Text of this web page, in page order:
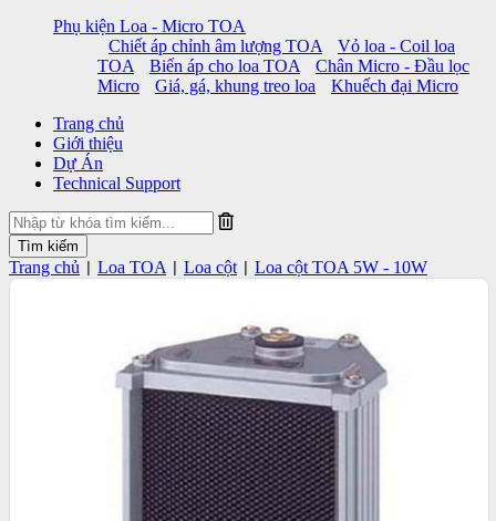
Phụ kiện Loa - Micro TOA
Chiết áp chỉnh âm lượng TOA
Vỏ loa - Coil loa
TOA
Biến áp cho loa TOA
Chân Micro - Đầu lọc
Micro
Giá, gá, khung treo loa
Khuếch đại Micro
Trang chủ
Giới thiệu
Dự Án
Technical Support
Trang chủ Loa TOA Loa cột Loa cột TOA 5W - 10W